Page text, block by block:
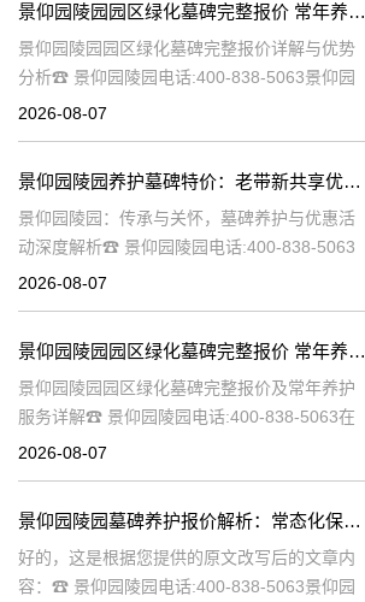
景仰园陵园园区绿化墓碑完整报价 常年养护不收取额外费用详解与优势分析
景仰园陵园园区绿化墓碑完整报价详解与优势
分析☎ 景仰园陵园电话:400-838-5063景仰园
陵园作为一家专业的陵园服务机构，致力于为
2026-08-07
景仰园陵园养护墓碑特价：老带新共享优惠，福利大放送！
景仰园陵园：传承与关怀，墓碑养护与优惠活
动深度解析☎ 景仰园陵园电话:400-838-5063
景仰园陵园，一个致力于为逝者提供最优质安
2026-08-07
景仰园陵园园区绿化墓碑完整报价 常年养护不收取额外费用详解
景仰园陵园园区绿化墓碑完整报价及常年养护
服务详解☎ 景仰园陵园电话:400-838-5063在
现代社会，人们对逝者的纪念方式越来越注重
2026-08-07
景仰园陵园墓碑养护报价解析：常态化保洁服务免费说明
好的，这是根据您提供的原文改写后的文章内
容：☎ 景仰园陵园电话:400-838-5063景仰园